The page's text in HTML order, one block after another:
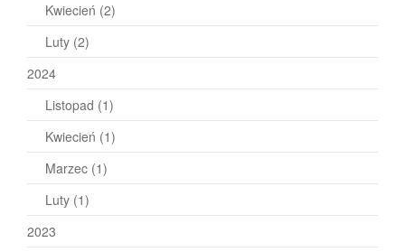
Kwiecień (2)
Luty (2)
2024
Listopad (1)
Kwiecień (1)
Marzec (1)
Luty (1)
2023